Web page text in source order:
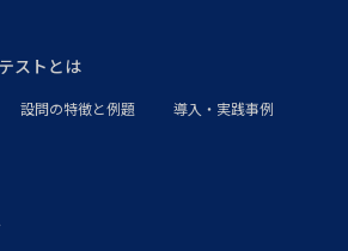
ストとは
設問の特徴と例題 導入・実践事例